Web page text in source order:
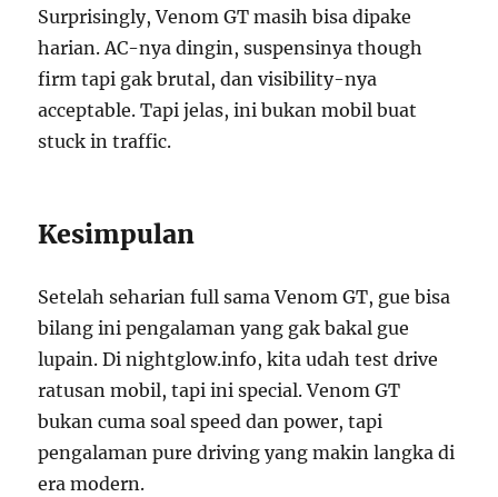
Surprisingly, Venom GT masih bisa dipake
harian. AC-nya dingin, suspensinya though
firm tapi gak brutal, dan visibility-nya
acceptable. Tapi jelas, ini bukan mobil buat
stuck in traffic.
Kesimpulan
Setelah seharian full sama Venom GT, gue bisa
bilang ini pengalaman yang gak bakal gue
lupain. Di nightglow.info, kita udah test drive
ratusan mobil, tapi ini special. Venom GT
bukan cuma soal speed dan power, tapi
pengalaman pure driving yang makin langka di
era modern.